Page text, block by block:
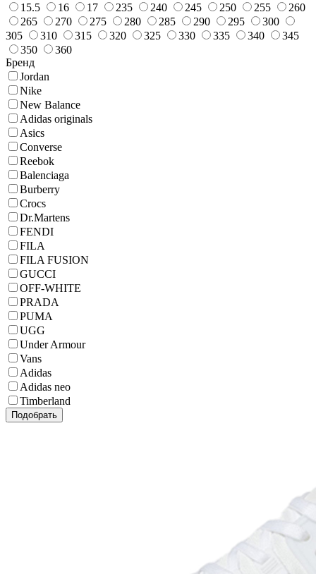
15.5
16 17 235 240 245 250 255
260
265
270 275 280 285 290 295
300
305
310 315 320 325 330 335 340
345
350
360
Бренд
Jordan
Nike
New Balance
Adidas originals
Asics
Converse
Reebok
Balenciaga
Burberry
Crocs
Dr.Martens
FENDI
FILA
FILA FUSION
GUCCI
OFF-WHITE
PRADA
PUMA
UGG
Under Armour
Vans
Adidas
Adidas neo
Timberland